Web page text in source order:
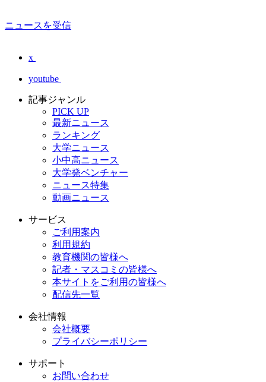
ニュースを受信
x
youtube
記事ジャンル
PICK UP
最新ニュース
ランキング
大学ニュース
小中高ニュース
大学発ベンチャー
ニュース特集
動画ニュース
サービス
ご利用案内
利用規約
教育機関の皆様へ
記者・マスコミの皆様へ
本サイトをご利用の皆様へ
配信先一覧
会社情報
会社概要
プライバシーポリシー
サポート
お問い合わせ